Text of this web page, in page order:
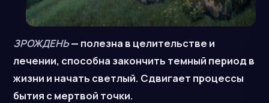
ЗРОЖДЕНЬ— полезна в целительстве и
лечении, способна закончить темный период в
жизни и начать светлый. Сдвигает процессы
бытия с мертвой точки.